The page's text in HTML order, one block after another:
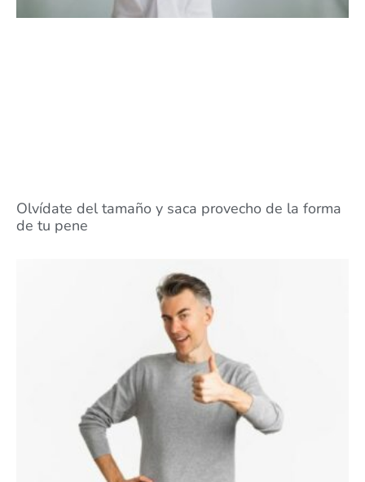
Olvídate del tamaño y saca provecho de la forma
de tu pene